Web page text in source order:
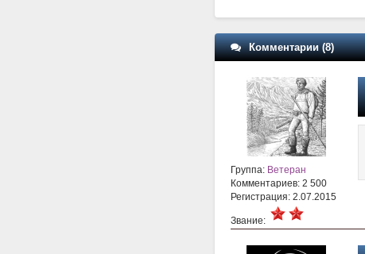
Комментарии (8)
Группа: Ветеран
Комментариев: 2 500
Регистрация: 2.07.2015
Звание: